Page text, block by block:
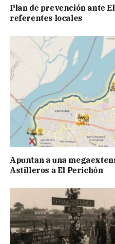
Plan de prevención ante
referentes locales
Apuntan a una
Astilleros a El Perichón